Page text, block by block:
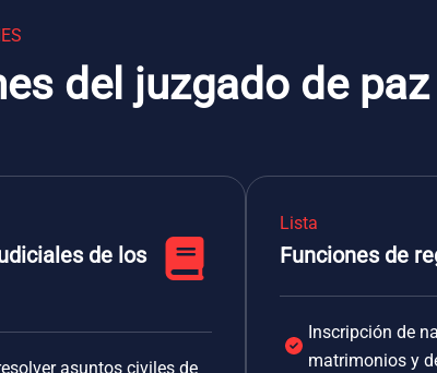
del juzgado de
de los
asuntos civiles de
Lista
Funciones de
Inscripción de
matrimonios y